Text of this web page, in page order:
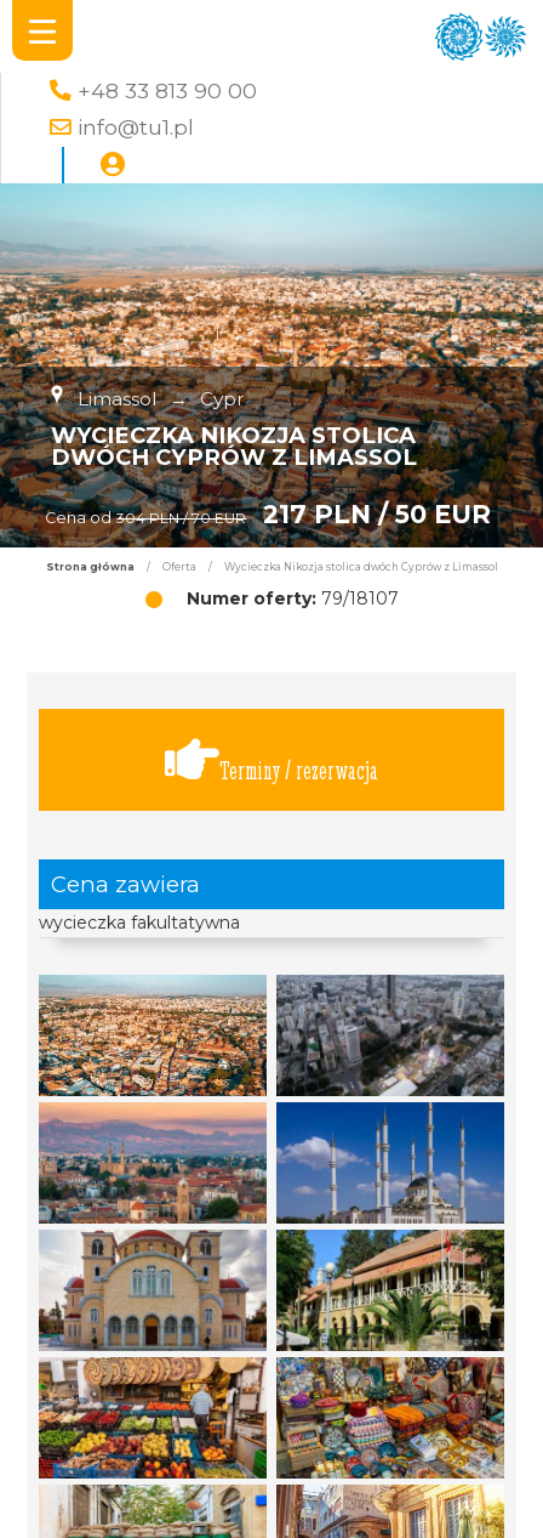
+48 33 813 90 00
info@tu1.pl
Limassol → Cypr
WYCIECZKA NIKOZJA STOLICA
DWÓCH CYPRÓW Z LIMASSOL
Cena od 304 PLN / 70 EUR 217 PLN / 50 EUR
Strona główna / Oferta / Wycieczka Nikozja stolica dwóch Cyprów z Limassol
Numer oferty:79/18107
Terminy / rezerwacja
Cena zawiera
wycieczka fakultatywna